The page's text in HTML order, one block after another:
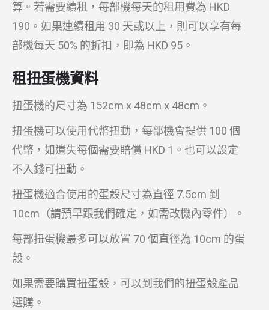
算。若需要續租，每部機每天的租用費為 HKD
190。如果連續租用 30 天或以上，則可以享有每
部機每天 50% 的折扣，即為 HKD 95。
租扭蛋機資料
扭蛋機的尺寸為 152cm x 48cm x 48cm。
扭蛋機可以使用代幣扭動，每部機會提供 100 個
代幣，如遺失每個需要賠償 HKD 1。也可以設定
不入錢可扭動。
扭蛋機適合使用的蛋殼尺寸為直徑 7.5cm 到
10cm（請預早跟我們確定，如需改機內零件）。
每部扭蛋機最多可以放置 70 個直徑為 10cm 的蛋
殼。
如果需要購買扭蛋殼，可以到我們的扭蛋殼產品
選購。